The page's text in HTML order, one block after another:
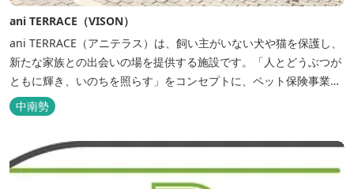
ani TERRACE（VISON）
ani TERRACE（アニテラス）は、飼い主がいない犬や猫を保護し、
新たな家族との出会いの場を提供する施設です。「人とどうぶつが
ともに輝き、いのちを照らす」をコンセプトに、ペット保険事業を
行うアニコムグループが運営します。また、本施設では、飼い主様
と一緒にVISONへ訪れたペットを一時的にお預かりするペットホテ
ルをご用意しているほか、広々...
中南勢